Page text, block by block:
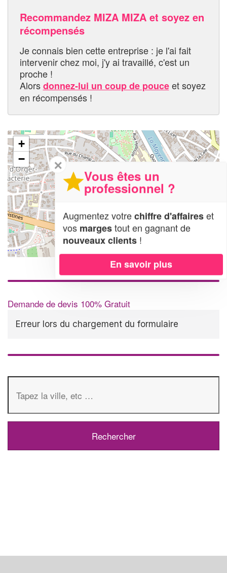
Recommandez MIZA MIZA et soyez en
récompensés
Je connais bien cette entreprise : je l'ai fait
intervenir chez moi, j'y ai travaillé, c'est un
proche !
Alorsdonnez-lui un coup de pouceet soyez
en récompensés !
+
−
Leaflet| Map data ©OpenStreetMap contributors,CC-BY-SA
Demande de devis 100% Gratuit
Erreur lors du chargement du formulaire
✕
Vous êtes un
professionnel ?
Augmentez votrechiffre d'affaireset
vos margestout en gagnant de
nouveaux clients !
En savoir plus